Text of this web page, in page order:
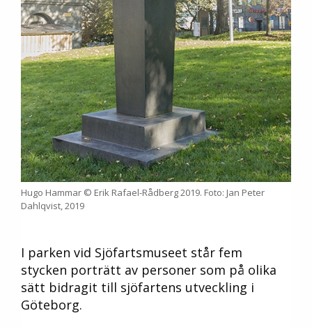
Hugo Hammar © Erik Rafael-Rådberg 2019. Foto: Jan Peter
Dahlqvist, 2019
I parken vid Sjöfartsmuseet står fem
stycken porträtt av personer som på olika
sätt bidragit till sjöfartens utveckling i
Göteborg.